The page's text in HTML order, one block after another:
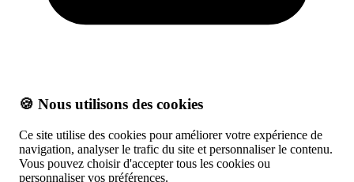
🍪 Nous utilisons des cookies
Ce site utilise des cookies pour améliorer votre expérience de
navigation, analyser le trafic du site et personnaliser le contenu.
Vous pouvez choisir d'accepter tous les cookies ou
personnaliser vos préférences.